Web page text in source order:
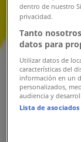
Ara
Folleto
Vence el 12/8
Nuevo
dentro de nuestro
privacidad.
Tanto
datos para
Utilizar datos de
características del
información en un
personalizados,
audiencia y
Lista de